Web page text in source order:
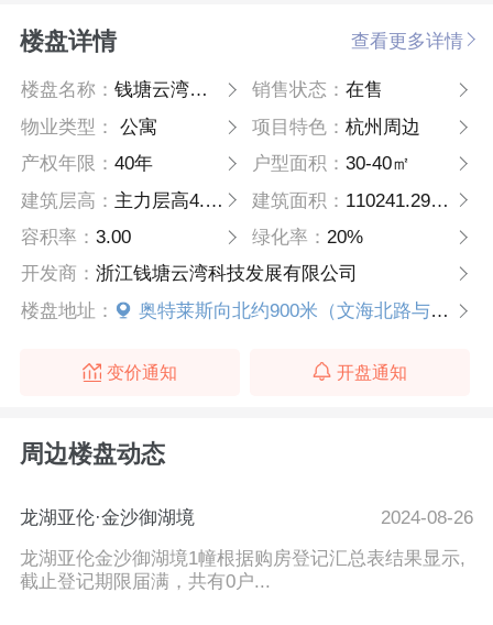
楼盘详情 查看更多详情
楼盘名称：钱塘云湾中心 销售状态： 在售
物业类型：
公寓 项目特色： 杭州周边
产权年限：40年 户型面积： 30-40㎡
建筑层高： 主力层高4.79米（少部分4.5米） 建筑面积： 110241.29平方米
容积率：3.00 绿化率： 20%
开发商：浙江钱塘云湾科技发展有限公司
楼盘地址：
奥特莱斯向北约900米（文海北路与创智路交汇处）
变价通知 开盘通知
周边楼盘动态
龙湖亚伦·金沙御湖境
2024-08-26
龙湖亚伦金沙御湖境1幢根据购房登记汇总表结果显示,
截止登记期限届满，共有0户...